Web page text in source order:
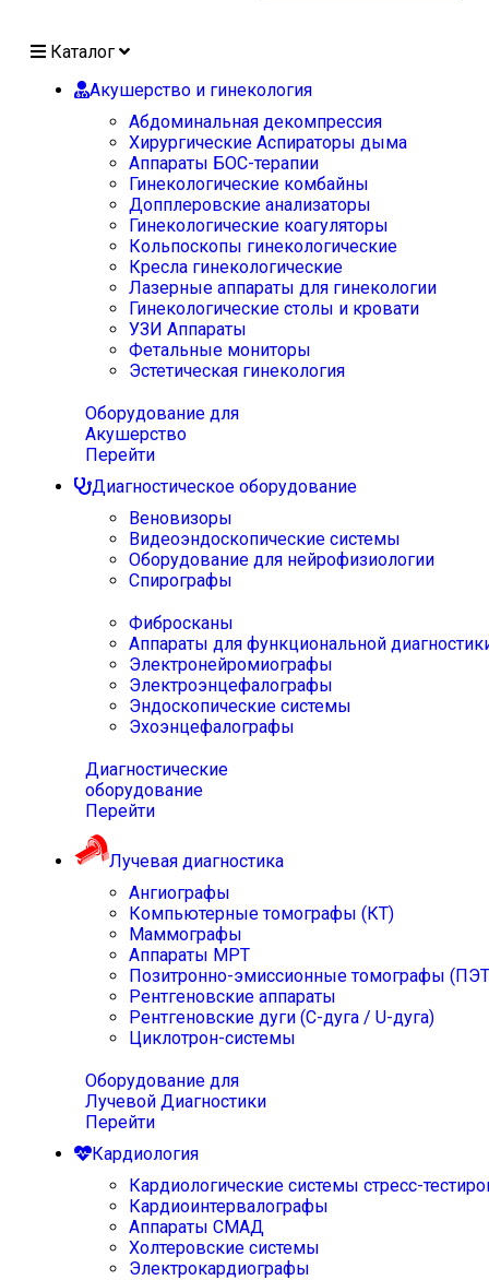
Каталог
Акушерство и гинекология
Абдоминальная декомпрессия
Хирургические Аспираторы дыма
Аппараты БОС-терапии
Гинекологические комбайны
Допплеровские анализаторы
Гинекологические коагуляторы
Кольпоскопы гинекологические
Кресла гинекологические
Лазерные аппараты для гинекологии
Гинекологические столы и кровати
УЗИ Аппараты
Фетальные мониторы
Эстетическая гинекология
Оборудование для
Акушерство
Перейти
Диагностическое оборудование
Веновизоры
Видеоэндоскопические системы
Оборудование для нейрофизиологии
Спирографы
Фибросканы
Аппараты для функциональной
Электронейромиографы
Электроэнцефалографы
Эндоскопические системы
Эхоэнцефалографы
Диагностические
оборудование
Перейти
Лучевая диагностика
Ангиографы
Компьютерные томографы (КТ)
Маммографы
Аппараты МРТ
Позитронно-эмиссионные томографы
Рентгеновские аппараты
Рентгеновские дуги (С-дуга / U-дуга)
Циклотрон-системы
Оборудование для
Лучевой Диагностики
Перейти
Кардиология
Кардиологические системы стресс-
Кардиоинтервалографы
Аппараты СМАД
Холтеровские системы
Электрокардиографы